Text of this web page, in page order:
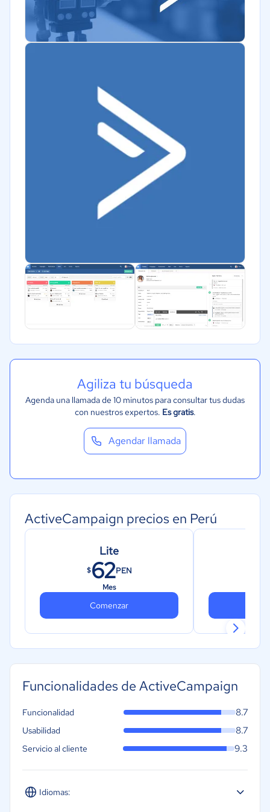
Agiliza tu búsqueda
Agenda una llamada de 10 minutos para consultar tus dudas
con nuestros expertos. Es gratis.
Agendar llamada
ActiveCampaign precios en Perú
Lite
$62PEN
Mes
Comenzar
Funcionalidades de ActiveCampaign
Idiomas:
Funcionalidad 8.7
Usabilidad 8.7
Servicio al cliente 9.3